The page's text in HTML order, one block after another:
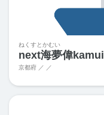
ねくすとかむい
next海夢偉kamui
京都府 ／ ／